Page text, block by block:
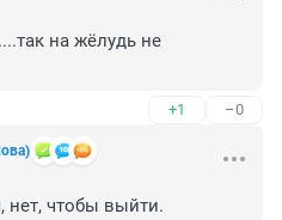
на жёлудь не
+1 –0
нет, чтобы выйти.